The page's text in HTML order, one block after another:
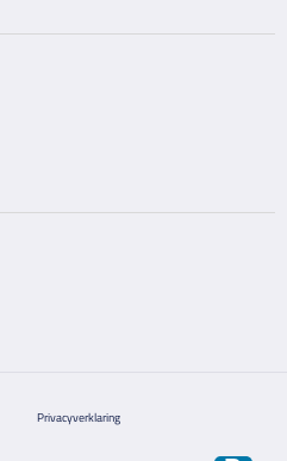
Privacyverklaring